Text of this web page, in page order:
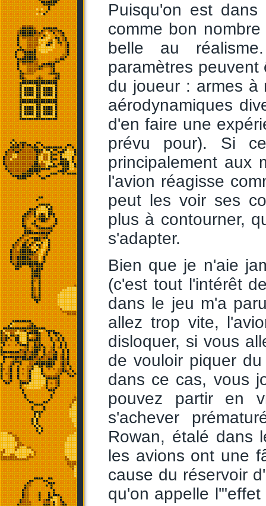
Puisqu'on est
comme bon
belle au
paramètres
du joueur : armes à
aérodynamiques
d'en faire une
prévu pour). Si
principalement aux
l'avion réagisse
peut les voir ses
plus à contourner,
s'adapter.
Bien que je n'aie
(c'est tout l'intérêt
dans le jeu m'a
allez trop vite,
disloquer, si vous
de vouloir piquer
dans ce cas, vous
pouvez partir en
s'achever
Rowan, étalé dans
les avions ont une
cause du réservoir
qu'on appelle